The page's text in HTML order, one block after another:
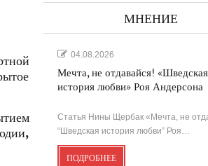
МНЕНИЕ
04.08.2026
Мечта, не отдавайся! «Шведская
история любви» Роя Андерсона
Статья Нины Щербак «Мечта, не
“Шведская история любви” Роя…
ПОДРОБНЕЕ